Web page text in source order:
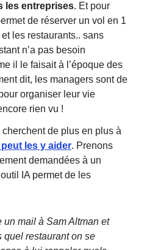
les entreprises. Et pour
de réserver un vol en 1
les restaurants.. sans
n’a pas besoin
il le faisait à l’époque des
dit, les managers sont de
organiser leur vie
rien vu !
de plus en plus à
peut les y aider. Prenons
demandées à un
IA permet de les
un mail à Sam Altman et
quel restaurant on se